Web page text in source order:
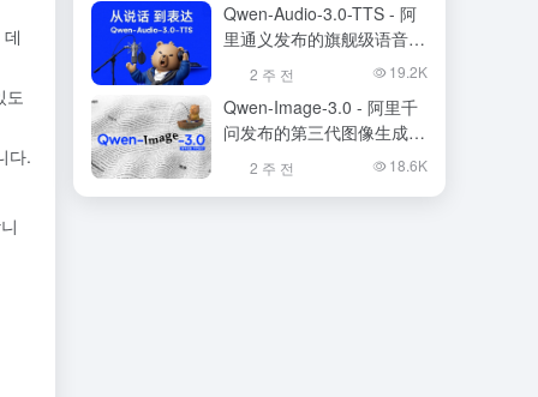
도
다.
Qwen-Audio-3.0-TTS - 阿
里通义发布的旗舰级语音合
成大模型
2 주 전 19.2K
Qwen-Image-3.0 - 阿里千
问发布的第三代图像生成基
础模型
2 주 전 18.6K